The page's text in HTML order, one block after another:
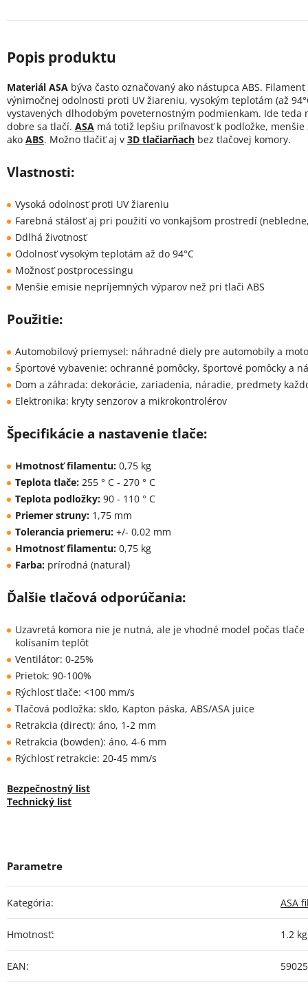
Materiál ASA býva často označovaný ako nástupca ABS.
výnimočnej odolnosti proti UV žiareniu, vysokým teplotám (až
vystavených dlhodobým poveternostným podmienkam. Ide teda
dobre sa tlačí. ASA má totiž lepšiu priľnavosť k podložke,
ako ABS. Možno tlačiť aj v 3D tlačiarňach bez tlačovej komory.
Vlastnosti:
Vysoká odolnosť proti UV žiareniu
Farebná stálosť aj pri použití vo vonkajšom prostredí
Ddlhá životnosť
Odolnosť vysokým teplotám až do 94°C
Možnosť postprocessingu
Menšie emisie nepríjemných výparov než pri tlači ABS
Použitie:
Automobilový priemysel: náhradné diely pre automobily a
Športové vybavenie: ochranné pomôcky, športové pomôcky a
Dom a záhrada: dekorácie, zariadenia, náradie, predmety
Elektronika: kryty senzorov a mikrokontrolérov
Špecifikácie a nastavenie tlače:
Hmotnosť filamentu: 0,75 kg
Teplota tlače: 255 ° C - 270 ° C
Teplota podložky: 90 - 110 ° C
Priemer struny: 1,75 mm
Tolerancia priemeru: +/- 0,02 mm
Hmotnosť filamentu: 0,75 kg
Farba: prírodná (natural)
Ďalšie tlačová odporúčania:
Uzavretá komora nie je nutná, ale je vhodné model počas
kolísaním teplôt
Ventilátor: 0-25%
Prietok: 90-100%
Rýchlosť tlače: <100 mm/s
Tlačová podložka: sklo, Kapton páska, ABS/ASA juice
Retrakcia (direct): áno, 1-2 mm
Retrakcia (bowden): áno, 4-6 mm
Rýchlosť retrakcie: 20-45 mm/s
Bezpečnostný list
Technický list
Kategória: ASA
Hmotnosť: 1.2 kg
EAN: